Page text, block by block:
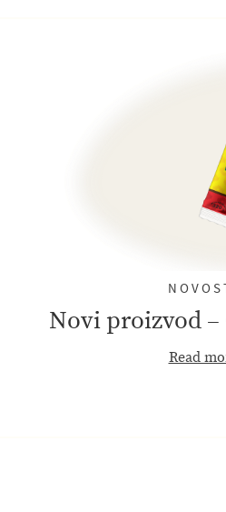
Novi proizvod
Read